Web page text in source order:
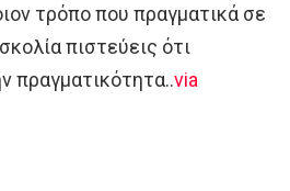
τρόπο που πραγματικά σε
πιστεύεις ότι
πραγματικότητα..via